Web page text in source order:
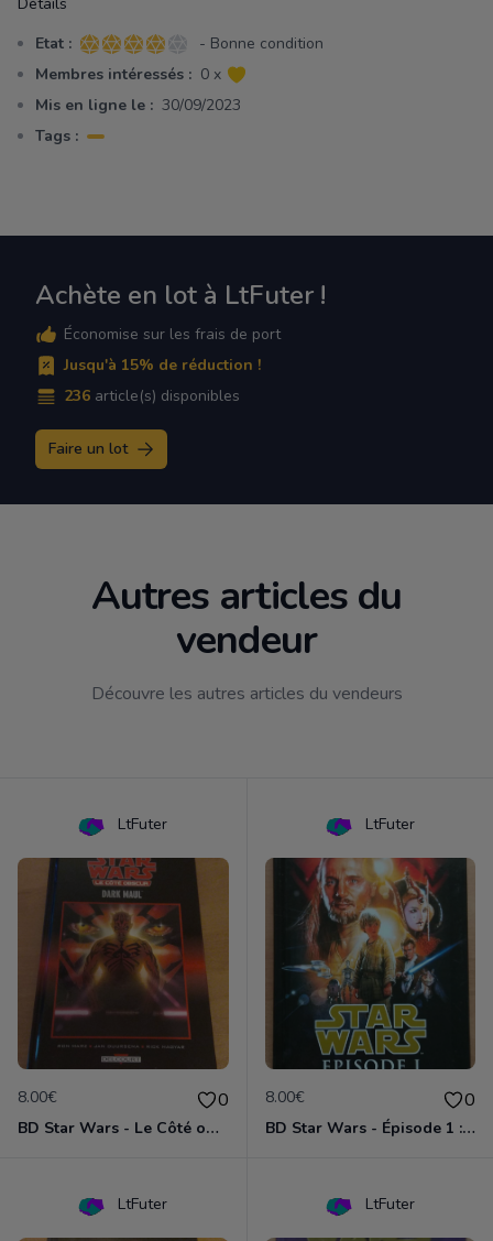
Etat : 4 sur 5 étoiles
- Bonne condition
Membres intéressés : 0 x
Mis en ligne le : 30/09/2023
Tags :
Achète en lot à LtFuter !
Économise sur les frais de port
Jusqu'à 15% de réduction !
236 article(s) disponibles
Faire un lot
Autres articles du
vendeur
Découvre les autres articles du vendeurs
LtFuter
8.00€ 0
BD Star Wars - Le Côté obscur T02 - Dark Maul
LtFuter
8.00€ 0
BD Star Wars - Épisode 1 : la menace fantôme
LtFuter LtFuter